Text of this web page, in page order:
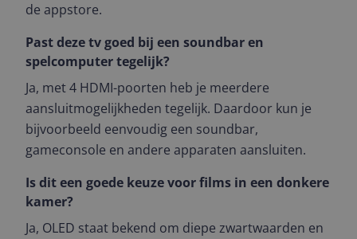
de appstore.
Past deze tv goed bij een soundbar en
spelcomputer tegelijk?
Ja, met 4 HDMI-poorten heb je meerdere
aansluitmogelijkheden tegelijk. Daardoor kun je
bijvoorbeeld eenvoudig een soundbar,
gameconsole en andere apparaten aansluiten.
Is dit een goede keuze voor films in een donkere
kamer?
Ja, OLED staat bekend om diepe zwartwaarden en